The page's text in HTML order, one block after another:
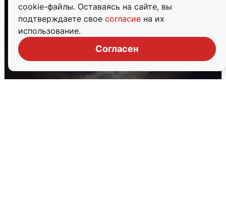
cookie-файлы. Оставаясь на сайте, вы
подтверждаете свое согласие на их
использование.
Согласен